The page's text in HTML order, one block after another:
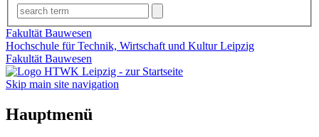
Fakultät Bauwesen
Hochschule für Technik, Wirtschaft und Kultur Leipzig
Fakultät Bauwesen
Skip main site navigation
Hauptmenü